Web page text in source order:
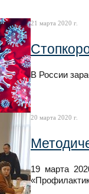
21 марта 2020 г.
В России
20 марта 2020 г.
19 марта